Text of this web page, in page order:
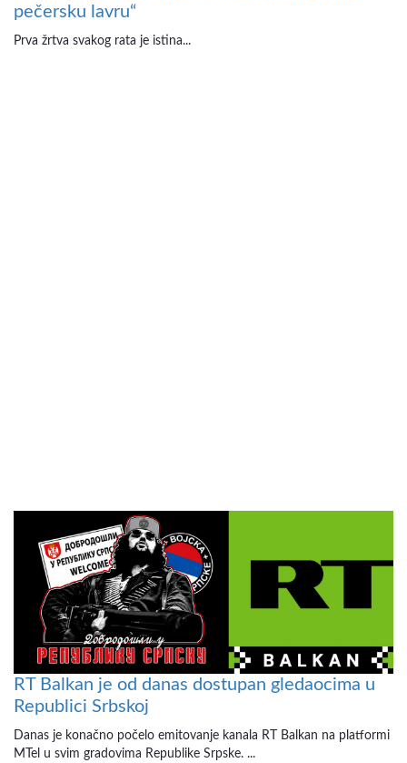
pečersku lavru“
Prva žrtva svakog rata je istina...
RT Balkan je od danas dostupan gledaocima u
Republici Srbskoj
Danas je konačno počelo emitovanje kanala RT Balkan na platformi
MTel u svim gradovima Republike Srpske. ...